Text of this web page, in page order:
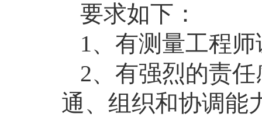
要求如下：
1、有测量工程
2、有强烈的责
通、组织和协调能